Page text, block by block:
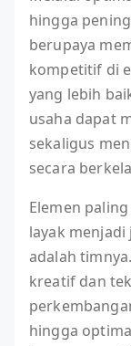
hingga
berupaya
kompetitif di
yang lebih
usaha dapat
sekaligus
secara
Elemen
layak
adalah
kreatif dan
hingga